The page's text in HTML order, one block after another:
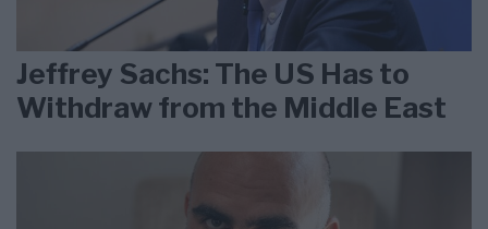
Jeffrey Sachs: The US Has to
Withdraw from the Middle East